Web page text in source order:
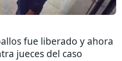
fue liberado y ahora
jueces del caso